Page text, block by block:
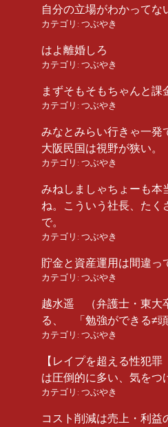
自分の立場がわかってな
カテゴリ: つぶやき
はよ離婚しろ
カテゴリ: つぶやき
まずそもそもちゃんと課
カテゴリ: つぶやき
みなとみらい行きゃ一発
大阪民国は視野が狭い。
カテゴリ: つぶやき
みねしましゃちょーも本
ね。こういう社長、たく
で。
カテゴリ: つぶやき
貯金と資産運用は間違っ
カテゴリ: つぶやき
越水遥 （弁護士・東大
る、 「勉強ができる≠頭
カテゴリ: つぶやき
【レイプを超える性犯
は圧倒的に多い、気をつ
カテゴリ: つぶやき
コスト削減は売上・利益